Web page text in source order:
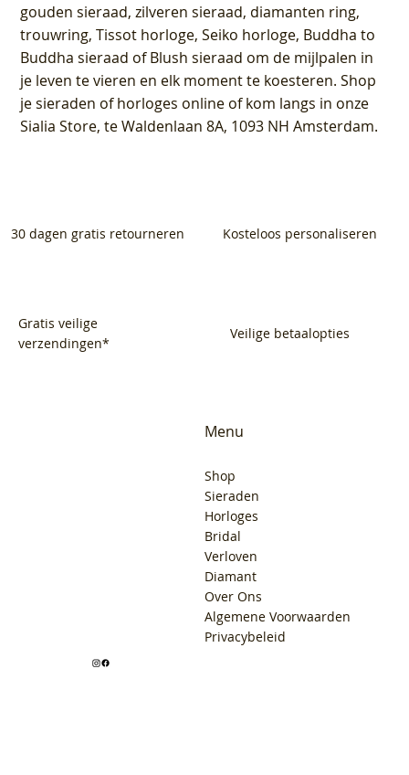
gouden sieraad, zilveren sieraad, diamanten ring,
trouwring, Tissot horloge, Seiko horloge, Buddha to
Buddha sieraad of Blush sieraad om de mijlpalen in
je leven te vieren en elk moment te koesteren. Shop
je sieraden of horloges online of kom langs in onze
Sialia Store, te Waldenlaan 8A, 1093 NH Amsterdam.
30 dagen gratis retourneren Kosteloos personaliseren
Gratis veilige
verzendingen*
Veilige betaalopties
Menu
Shop
Sieraden
Horloges
Bridal
Verloven
Diamant
Over Ons
Algemene Voorwaarden
Privacybeleid